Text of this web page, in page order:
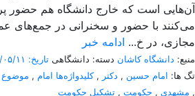
آن‌هایی است که خارج دانشگاه هم حضور
می‌کنند با حضور و سخنرانی در جمع‌های
مجازی، در خ... ادامه خبر
منبع: دانشگاه کاشان دسته: دانشگاهی تاریخ: ۱۴۰۵/۰۵/۱۱
تگ ها: امام حسین , دکتر ,کلیدواژه‌ها امام , موضوع
مشهدی , حکومت , تشکیل حکومت ,